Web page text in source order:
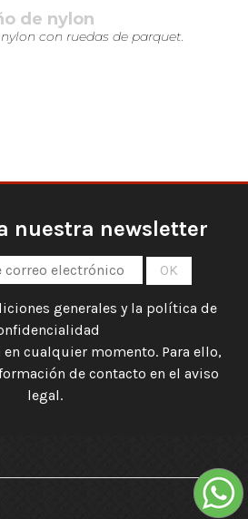
de nylon
con ruedas de parquet.
nuestra newsletter
generales y la política de
en cualquier momento. Para ello,
de contacto en el aviso
legal.